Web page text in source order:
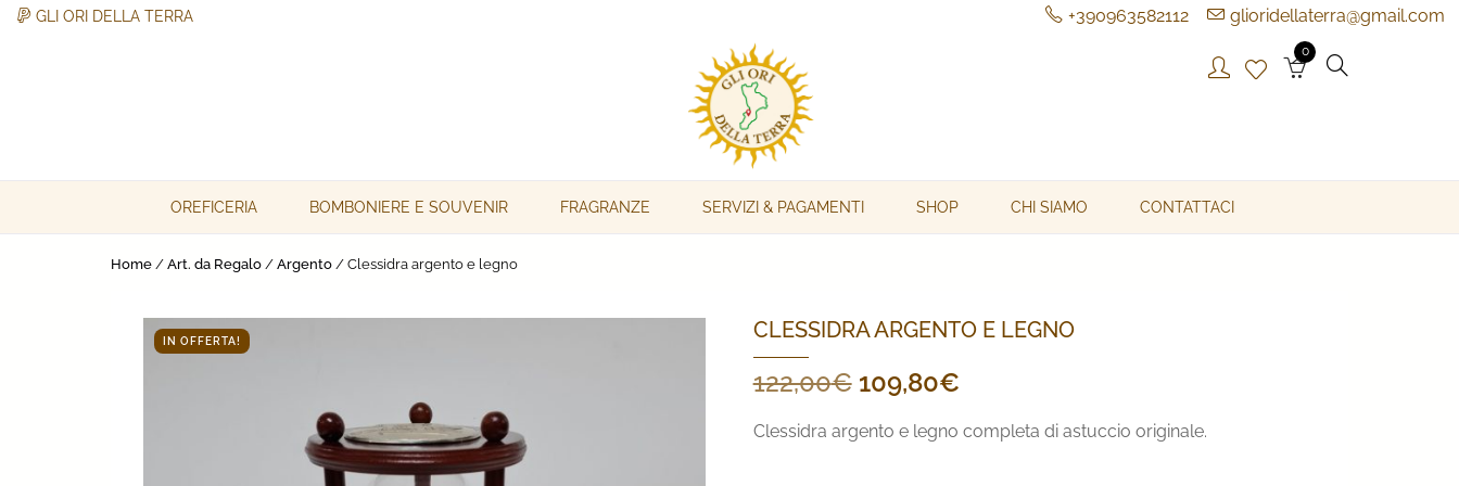
GLI ORI DELLA TERRA +390963582112
glioridellaterra@gmail.com
Gli Ori della Terra
0
OREFICERIA BOMBONIERE E SOUVENIR FRAGRANZE SERVIZI & PAGAMENTI SHOP CHI SIAMO CONTATTACI
Home / Art. da Regalo / Argento / Clessidra argento e legno
IN OFFERTA! CLESSIDRA ARGENTO E LEGNO
122,00€ Il
prezzo
109,80€Il
prezzo
Clessidra argento e legno completa di astuccio originale.